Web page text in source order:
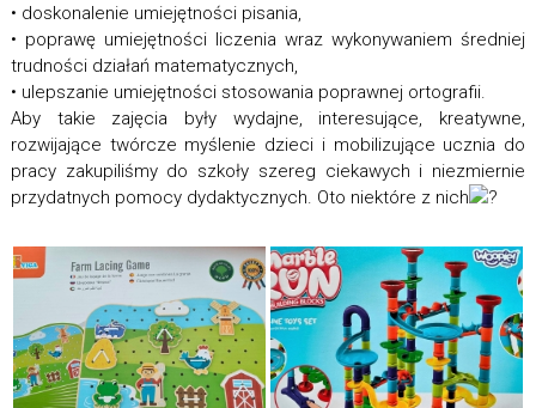
• doskonalenie umiejętności pisania,
• poprawę umiejętności liczenia wraz wykonywaniem średniej
trudności działań matematycznych,
• ulepszanie umiejętności stosowania poprawnej ortografii.
Aby takie zajęcia były wydajne, interesujące, kreatywne,
rozwijające twórcze myślenie dzieci i mobilizujące ucznia do
pracy zakupiliśmy do szkoły szereg ciekawych i niezmiernie
przydatnych pomocy dydaktycznych. Oto niektóre z nich